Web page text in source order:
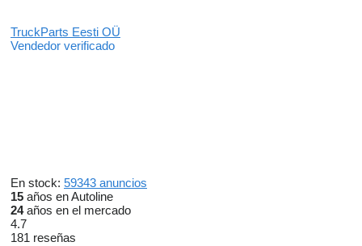
TruckParts Eesti OÜ
Vendedor verificado
En stock: 59343 anuncios
15 años en Autoline
24años en el mercado
4.7
181 reseñas